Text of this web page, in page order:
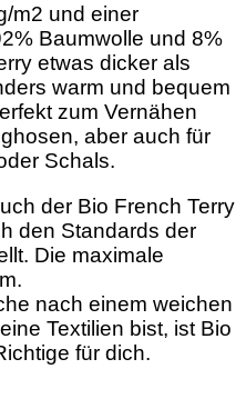
m2 und einer
Baumwolle und 8%
etwas dicker als
warm und bequem
zum Vernähen
aber auch für
Schals.
der Bio French Terry
den Standards der
Die maximale
nach einem weichen
Textilien bist, ist Bio
für dich.